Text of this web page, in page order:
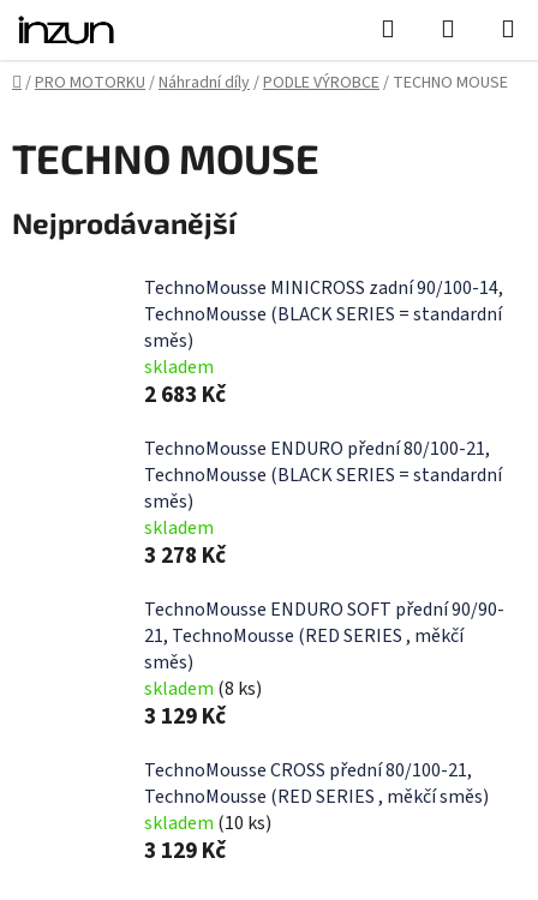
Přejít
obsah
Hledat
KOŠÍK
Domů
/PRO MOTORKU/Náhradní díly/PODLE VÝROBCE/ TECHNO MOUSE
TECHNO MOUSE
Nejprodávanější
TechnoMousse MINICROSS zadní 90/100-14,
TechnoMousse (BLACK SERIES = standardní
směs)
skladem
2 683 Kč
TechnoMousse ENDURO přední 80/100-21,
TechnoMousse (BLACK SERIES = standardní
směs)
skladem
3 278 Kč
TechnoMousse ENDURO SOFT přední 90/90-
21, TechnoMousse (RED SERIES , měkčí
směs)
skladem (8 ks)
3 129 Kč
TechnoMousse CROSS přední 80/100-21,
TechnoMousse (RED SERIES , měkčí směs)
skladem (10 ks)
3 129 Kč